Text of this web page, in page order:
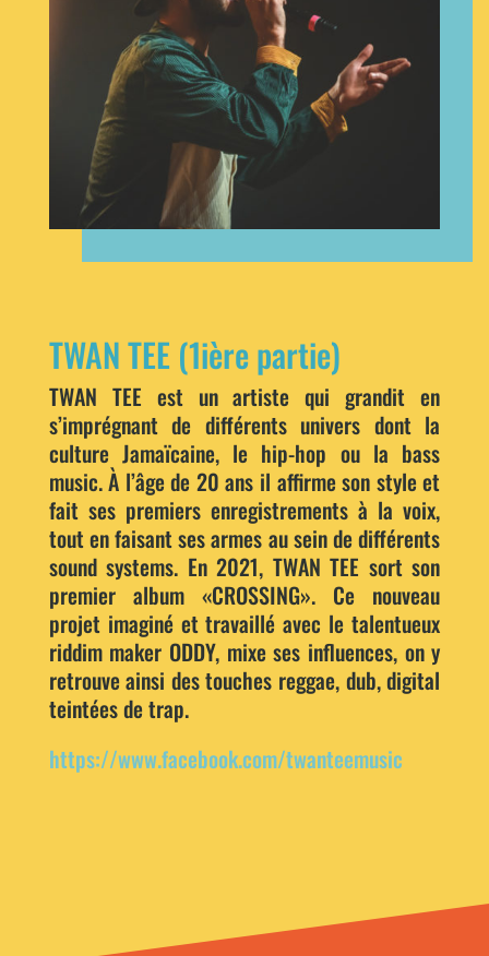
TWAN TEE (1ière partie)
TWAN TEE est un artiste qui grandit en
s’imprégnant de différents univers dont la
culture Jamaïcaine, le hip-hop ou la bass
music. À l’âge de 20 ans il affirme son style et
fait ses premiers enregistrements à la voix,
tout en faisant ses armes au sein de différents
sound systems. En 2021, TWAN TEE sort son
premier album «CROSSING». Ce nouveau
projet imaginé et travaillé avec le talentueux
riddim maker ODDY, mixe ses influences, on y
retrouve ainsi des touches reggae, dub, digital
teintées de trap.
https://www.facebook.com/twanteemusic